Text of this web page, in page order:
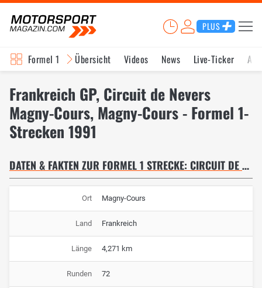
PLUS
Formel 1 Übersicht Videos News Live-Ticker
Frankreich GP, Circuit de Nevers
Magny-Cours, Magny-Cours - Formel 1-
Strecken 1991
DATEN & FAKTEN ZUR FORMEL 1 STRECKE: CIRCUIT DE NEVERS MAGNY-COURS
Ort Magny-Cours
Land Frankreich
Länge 4,271 km
Runden 72